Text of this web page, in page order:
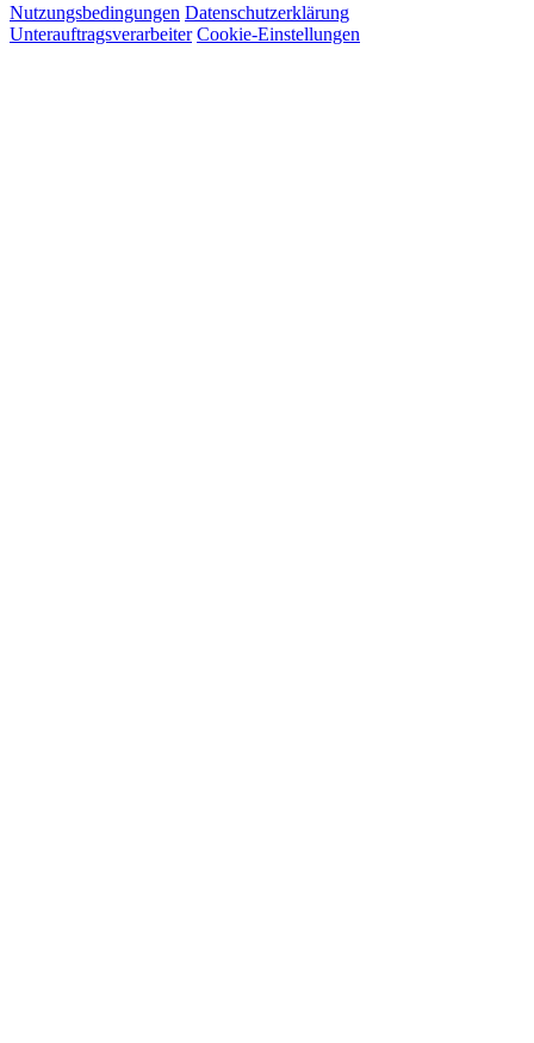
Nutzungsbedingungen Datenschutzerklärung
Unterauftragsverarbeiter Cookie-Einstellungen